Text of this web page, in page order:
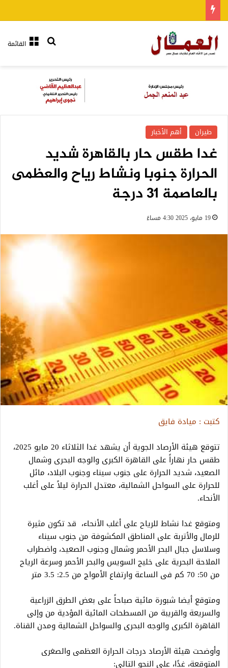
القائمةبحث عن
طيران أهم الأخبار
غدا طقس حار بالقاهرة شديد
الحرارة جنوبا ونشاط رياح والعظمى
بالعاصمة 31 درجة
19 مايو، 2025 4:30 مساءً
كتبت : ميادة فايق
تتوقع هيئة الأرصاد الجوية أن يشهد غدا الثلاثاء 20 مايو 2025،
طقس حار نهاراً على القاهرة الكبرى والوجه البحرى وشمال
الصعيد، شديد الحرارة على جنوب سيناء وجنوب البلاد، مائل
للحرارة على السواحل الشمالية، معتدل الحرارة ليلاً على أغلب
الأنحاء.
ومتوقع غدا نشاط للرياح على أغلب الأنحاء، قد تكون مثيرة
للرمال والأتربة على المناطق المكشوفة من جنوب سيناء
وسلاسل جبال البحر الأحمر وشمال وجنوب الصعيد، واضطراب
الملاحة البحرية على خليج السويس والبحر الأحمر وسرعة الرياح
من 50: 70 كم فى الساعة وارتفاع الأمواج من 2.5: 3.5 متر
ومتوقع أيضا شبورة مائية صباحاً على بعض الطرق الزراعية
والسريعة والقريبة من المسطحات المائية المؤدية من وإلى
القاهرة الكبرى والوجه البحرى والسواحل الشمالية ومدن القناة.
وأوضحت هيئة الأرصاد درجات الحرارة العظمى والصغرى
المتوقعة، غدًا، على النحو التالي: